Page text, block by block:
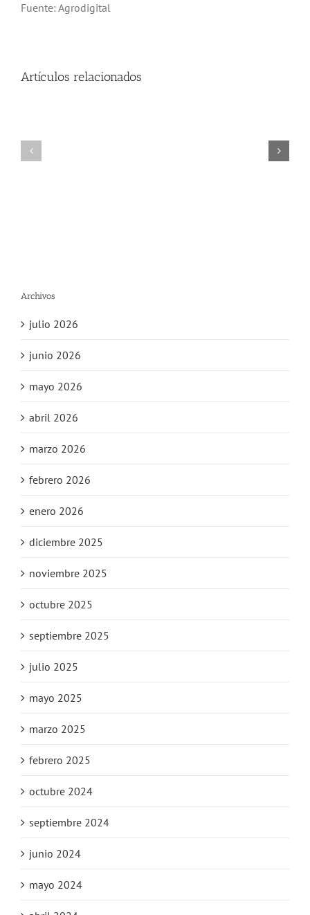
Fuente: Agrodigital
Artículos relacionados
Archivos
julio 2026
junio 2026
mayo 2026
abril 2026
marzo 2026
febrero 2026
enero 2026
diciembre 2025
noviembre 2025
octubre 2025
septiembre 2025
julio 2025
mayo 2025
marzo 2025
febrero 2025
octubre 2024
septiembre 2024
junio 2024
mayo 2024